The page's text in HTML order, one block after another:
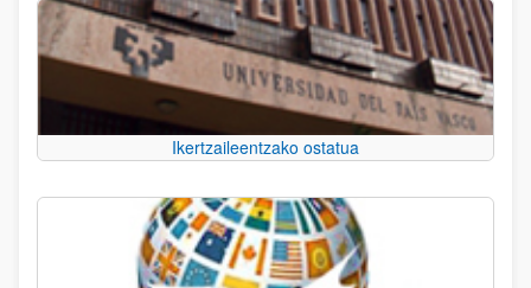
Ikertzaileentzako ostatua